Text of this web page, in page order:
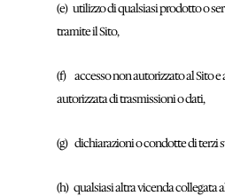
(e) utilizzo di qualsiasi prodotto o
tramite il Sito,
(f) accesso non autorizzato al Sito e
autorizzata di trasmissioni o dati,
(g) dichiarazioni o condotte di terzi
(h) qualsiasi altra vicenda collegata